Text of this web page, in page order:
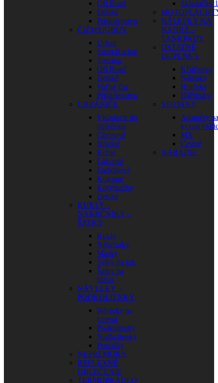
Off Road
Detské
Príslušenstvo
ČIŽMY/OBUV
Urban
Sport/Racing
Touring
Off Road
Detské
Voľný čas
Príslušenstvo
CHRÁNIČE
Vkladacie do
oblečenia
Chrbtové
Hrudné
Krčné
Lakťové
Ľadvinové
Kolenné
Korytnačky
Detské
KUKLY –
NÁKRČNÍKY –
ŠATKY
Kukly
Nákrčníky
Masky
Šatky na krk
Šatky na
hlavu
NÁVLEKY –
PODKOLIENKY
Návleky na
kolená
Podkolienky
Nadkolienky
Ponožky
NEPREMOKY
REFLEXNÉ
OBLEČENIE
TERMOPRÁDLO
Skladačky
NÁLEPKY NA
NÁDRŽ –
TANKPADY
OSTATNÉ
DOPLNKY
Kľúčenky
Nálepky
Hrnčeky
Dáždniky
STOJANY
Adaptéry na
kyvnú
MX
Cestné
NÁRADIE